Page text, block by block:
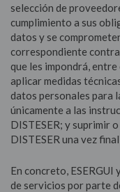
selección de
cumplimiento a sus
datos y se
correspondiente
que les impondrá,
aplicar medidas
datos personales para
únicamente a las
DISTESER; y suprimir
DISTESER una vez
En concreto,
de servicios por parte